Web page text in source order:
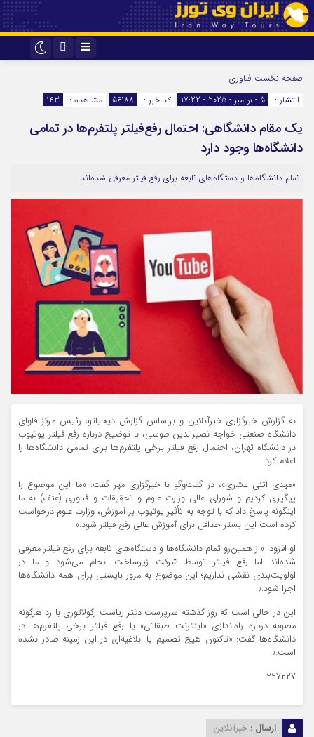
اینستاگرام
صفحه نخست فناوری
انتشار :
5 - نوامبر - 2025 - 17:22 کد خبر : 56188 مشاهده : 143
یک مقام دانشگاهی: احتمال رفع‌فیلتر پلتفرم‌ها در تمامی
دانشگاه‌ها وجود دارد
تمام دانشگاه‌ها و دستگاه‌های تابعه برای رفع فیلتر معرفی شده‌اند.
به گزارش خبرگزاری خبرآنلاین و براساس گزارش دیجیاتو، رئیس مرکز فاوای
دانشگاه صنعتی خواجه نصیرالدین طوسی، با توضیح درباره رفع فیلتر یوتیوب
در دانشگاه تهران، احتمال رفع فیلتر برخی پلتفرم‌ها برای تمامی دانشگاه‌ها را
اعلام کرد.
«مهدی اثنی عشری»، در گفت‌وگو با خبرگزاری مهر گفت: «ما این موضوع را
پیگیری کردیم و شورای عالی وزارت علوم و تحقیقات و فناوری (عتف) به ما
اینگونه پاسخ داد که با توجه به تأثیر یوتیوب بر آموزش، وزارت علوم درخواست
کرده است این بستر حداقل برای آموزش عالی رفع فیلتر شود.»
او افزود: «از همین‌رو تمام دانشگاه‌ها و دستگاه‌های تابعه برای رفع فیلتر معرفی
شده‌اند اما رفع فیلتر توسط شرکت زیرساخت انجام می‌شود و ما در
اولویت‌بندی نقشی نداریم؛ این موضوع به مرور بایستی برای همه دانشگاه‌ها
اجرا شود.»
این در حالی است که روز گذشته سرپرست دفتر ریاست رگولاتوری با رد هرگونه
مصوبه درباره راه‌اندازی «اینترنت طبقاتی» یا رفع فیلتر برخی پلتفرم‌ها در
دانشگاه‌ها گفت: «تاکنون هیچ تصمیم یا ابلاغیه‌ای در این زمینه صادر نشده
است.»
۲۲۷۲۲۷
ارسال : خبرآنلاین